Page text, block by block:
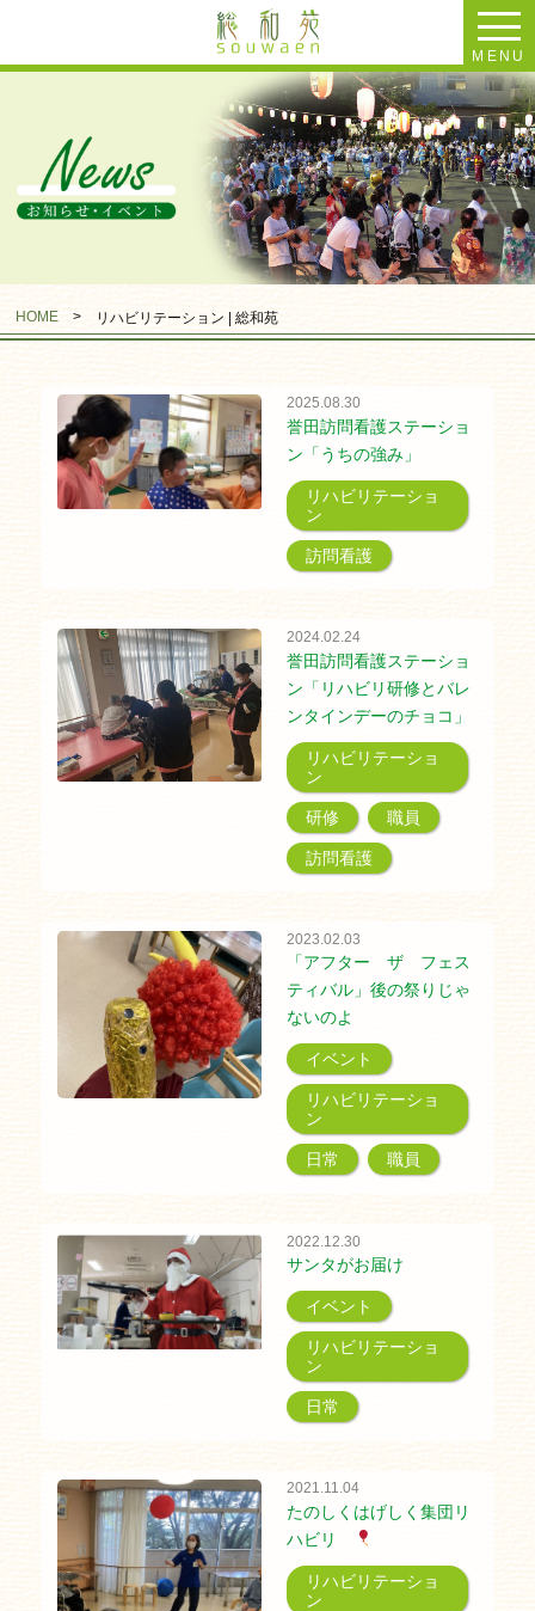
MENU
HOME > リハビリテーション | 総和苑
2025.08.30
誉田訪問看護ステーショ
ン「うちの強み」
リハビリテーショ
ン
訪問看護
2024.02.24
誉田訪問看護ステーショ
ン「リハビリ研修とバレ
ンタインデーのチョコ」
リハビリテーショ
ン
研修 職員
訪問看護
2023.02.03
「アフター ザ フェス
ティバル」後の祭りじゃ
ないのよ
イベント
リハビリテーショ
ン
日常 職員
2022.12.30
サンタがお届け
イベント
リハビリテーショ
ン
日常
2021.11.04
たのしくはげしく集団リ
ハビリ
リハビリテーショ
ン